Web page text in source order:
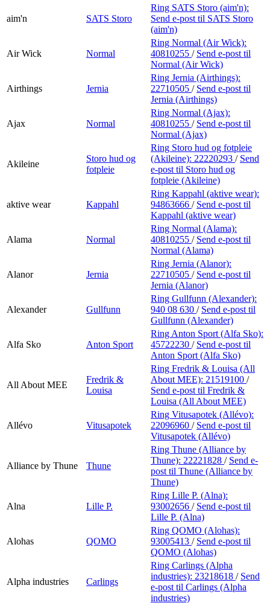
aim'n SATS Storo
Ring SATS Storo (aim'n):
Send e-post til SATS Storo
(aim'n)
Air Wick Normal
Ring Normal (Air Wick):
40810255 / Send e-post til
Normal (Air Wick)
Airthings Jernia
Ring Jernia (Airthings):
22710505 / Send e-post til
Jernia (Airthings)
Ajax Normal
Ring Normal (Ajax):
40810255 / Send e-post til
Normal (Ajax)
Akileine
Storo hud og
fotpleie
Ring Storo hud og fotpleie
(Akileine): 22220293 / Send
e-post til Storo hud og
fotpleie (Akileine)
aktive wear Kappahl
Ring Kappahl (aktive wear):
94863666 / Send e-post til
Kappahl (aktive wear)
Alama Normal
Ring Normal (Alama):
40810255 / Send e-post til
Normal (Alama)
Alanor Jernia
Ring Jernia (Alanor):
22710505 / Send e-post til
Jernia (Alanor)
Alexander Gullfunn
Ring Gullfunn (Alexander):
940 08 630 / Send e-post til
Gullfunn (Alexander)
Alfa Sko Anton Sport
Ring Anton Sport (Alfa Sko):
45722230 / Send e-post til
Anton Sport (Alfa Sko)
All About MEE
Fredrik &
Louisa
Ring Fredrik & Louisa (All
About MEE): 21519100 /
Send e-post til Fredrik &
Louisa (All About MEE)
Allévo Vitusapotek
Ring Vitusapotek (Allévo):
22096960 / Send e-post til
Vitusapotek (Allévo)
Alliance by Thune Thune
Ring Thune (Alliance by
Thune): 22221828 / Send e-
post til Thune (Alliance by
Thune)
Alna Lille P.
Ring Lille P. (Alna):
93002656 / Send e-post til
Lille P. (Alna)
Alohas QOMO
Ring QOMO (Alohas):
93005413 / Send e-post til
QOMO (Alohas)
Alpha industries Carlings
Ring Carlings (Alpha
industries): 23218618 / Send
e-post til Carlings (Alpha
industries)